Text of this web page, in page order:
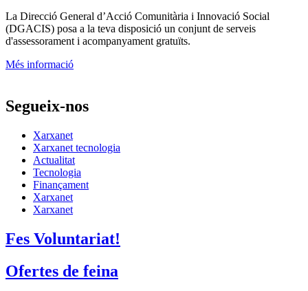
La Direcció General d’Acció Comunitària i Innovació Social
(DGACIS) posa a la teva disposició un conjunt de serveis
d'assessorament i acompanyament gratuïts.
Més informació
Segueix-nos
Xarxanet
Xarxanet tecnologia
Actualitat
Tecnologia
Finançament
Xarxanet
Xarxanet
Fes Voluntariat!
Ofertes de feina